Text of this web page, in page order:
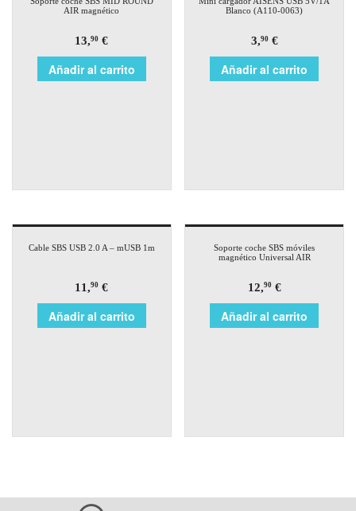
AIR magnético
13,90 €
Añadir al carrito
Blanco (A110-0063)
3,90€
Añadir al carrito
Cable SBS USB 2.0 A – mUSB 1m
11,90 €
Añadir al carrito
Soporte coche SBS móviles
magnético Universal AIR
12,90€
Añadir al carrito